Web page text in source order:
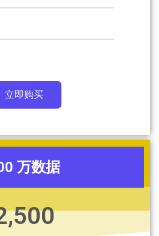
立即购买
万数据